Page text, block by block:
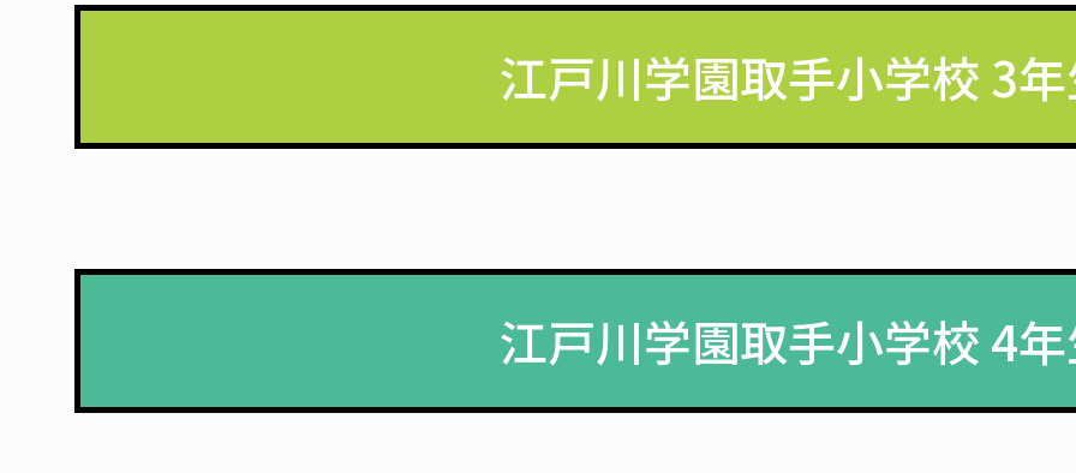
江戸川学園取手小学校 3
江戸川学園取手小学校 4